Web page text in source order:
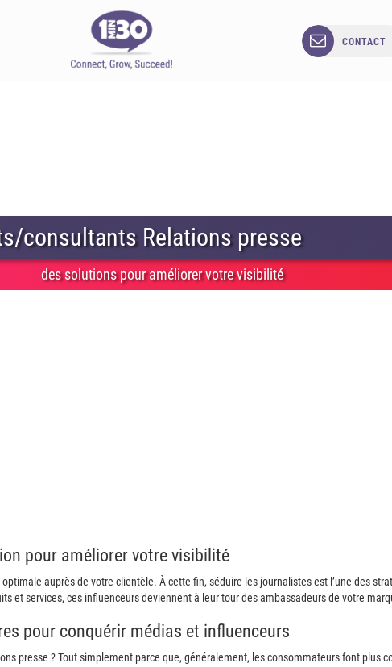
CONTACT
consultants Relations presse
des solutions pour améliorer votre visibilité
pour améliorer votre visibilité
auprès de votre clientèle. À cette fin, séduire les journalistes est l’une des
et services, ces influenceurs deviennent à leur tour des ambassadeurs de votre
pour conquérir médias et influenceurs
presse ? Tout simplement parce que, généralement, les consommateurs font plus